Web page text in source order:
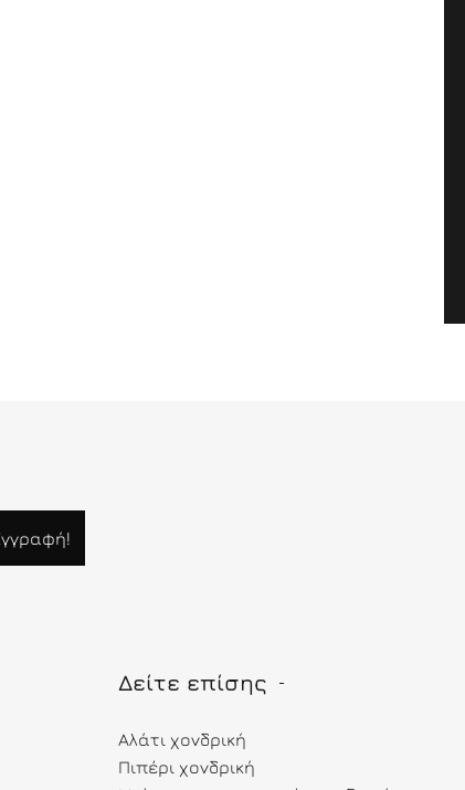
Δείτε επίσης
Αλάτι χονδρική
Πιπέρι χονδρική